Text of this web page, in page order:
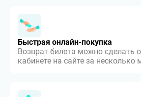
Быстрая онлайн-покупка
Возврат билета можно сделать
кабинете на сайте за несколько